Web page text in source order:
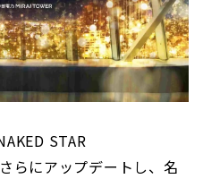
STAR
らにアップデートし、名